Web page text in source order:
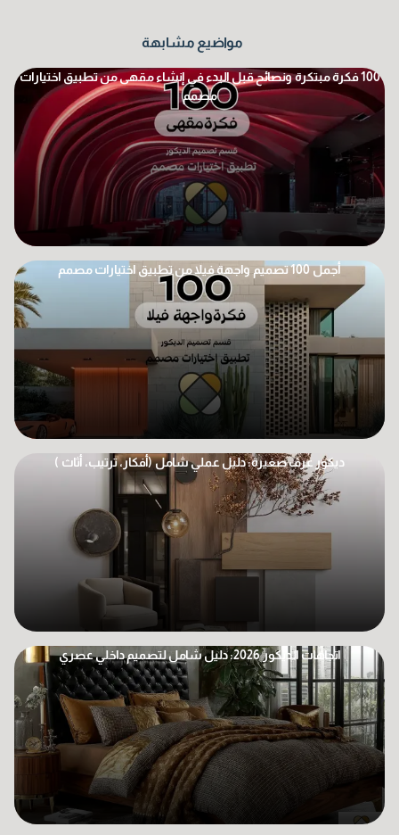
مواضيع مشابهة
100 فكرة مبتكرة ونصائح قبل البدء في إنشاء مقهى من تطبيق اختيارات
مصمم
أجمل 100 تصميم واجهة فيلا من تطبيق اختيارات مصمم
ديكور غرف صغيرة: دليل عملي شامل (أفكار، ترتيب، أثاث )
اتجاهات الديكور 2026: دليل شامل لتصميم داخلي عصري